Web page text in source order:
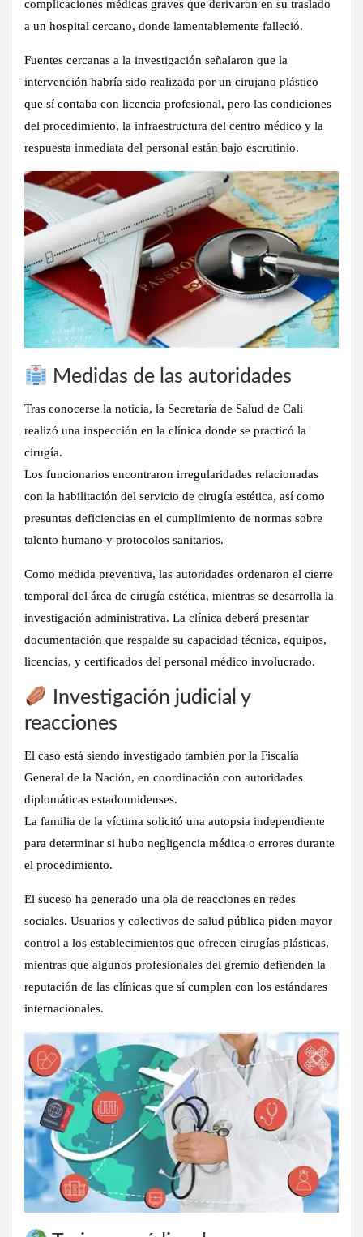
complicaciones médicas graves que derivaron en su traslado
a un hospital cercano, donde lamentablemente falleció.
Fuentes cercanas a la investigación señalaron que la
intervención habría sido realizada por un cirujano plástico
que sí contaba con licencia profesional, pero las condiciones
del procedimiento, la infraestructura del centro médico y la
respuesta inmediata del personal están bajo escrutinio.
Medidas de las autoridades
Tras conocerse la noticia, la Secretaría de Salud de Cali
realizó una inspección en la clínica donde se practicó la
cirugía.
Los funcionarios encontraron irregularidades relacionadas
con la habilitación del servicio de cirugía estética, así como
presuntas deficiencias en el cumplimiento de normas sobre
talento humano y protocolos sanitarios.
Como medida preventiva, las autoridades ordenaron el cierre
temporal del área de cirugía estética, mientras se desarrolla la
investigación administrativa. La clínica deberá presentar
documentación que respalde su capacidad técnica, equipos,
licencias, y certificados del personal médico involucrado.
Investigación judicial y
reacciones
El caso está siendo investigado también por la Fiscalía
General de la Nación, en coordinación con autoridades
diplomáticas estadounidenses.
La familia de la víctima solicitó una autopsia independiente
para determinar si hubo negligencia médica o errores durante
el procedimiento.
El suceso ha generado una ola de reacciones en redes
sociales. Usuarios y colectivos de salud pública piden mayor
control a los establecimientos que ofrecen cirugías plásticas,
mientras que algunos profesionales del gremio defienden la
reputación de las clínicas que sí cumplen con los estándares
internacionales.